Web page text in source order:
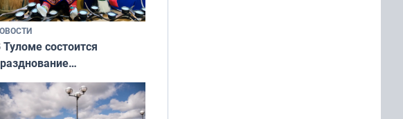
Туломе состоится
дня
народов мира